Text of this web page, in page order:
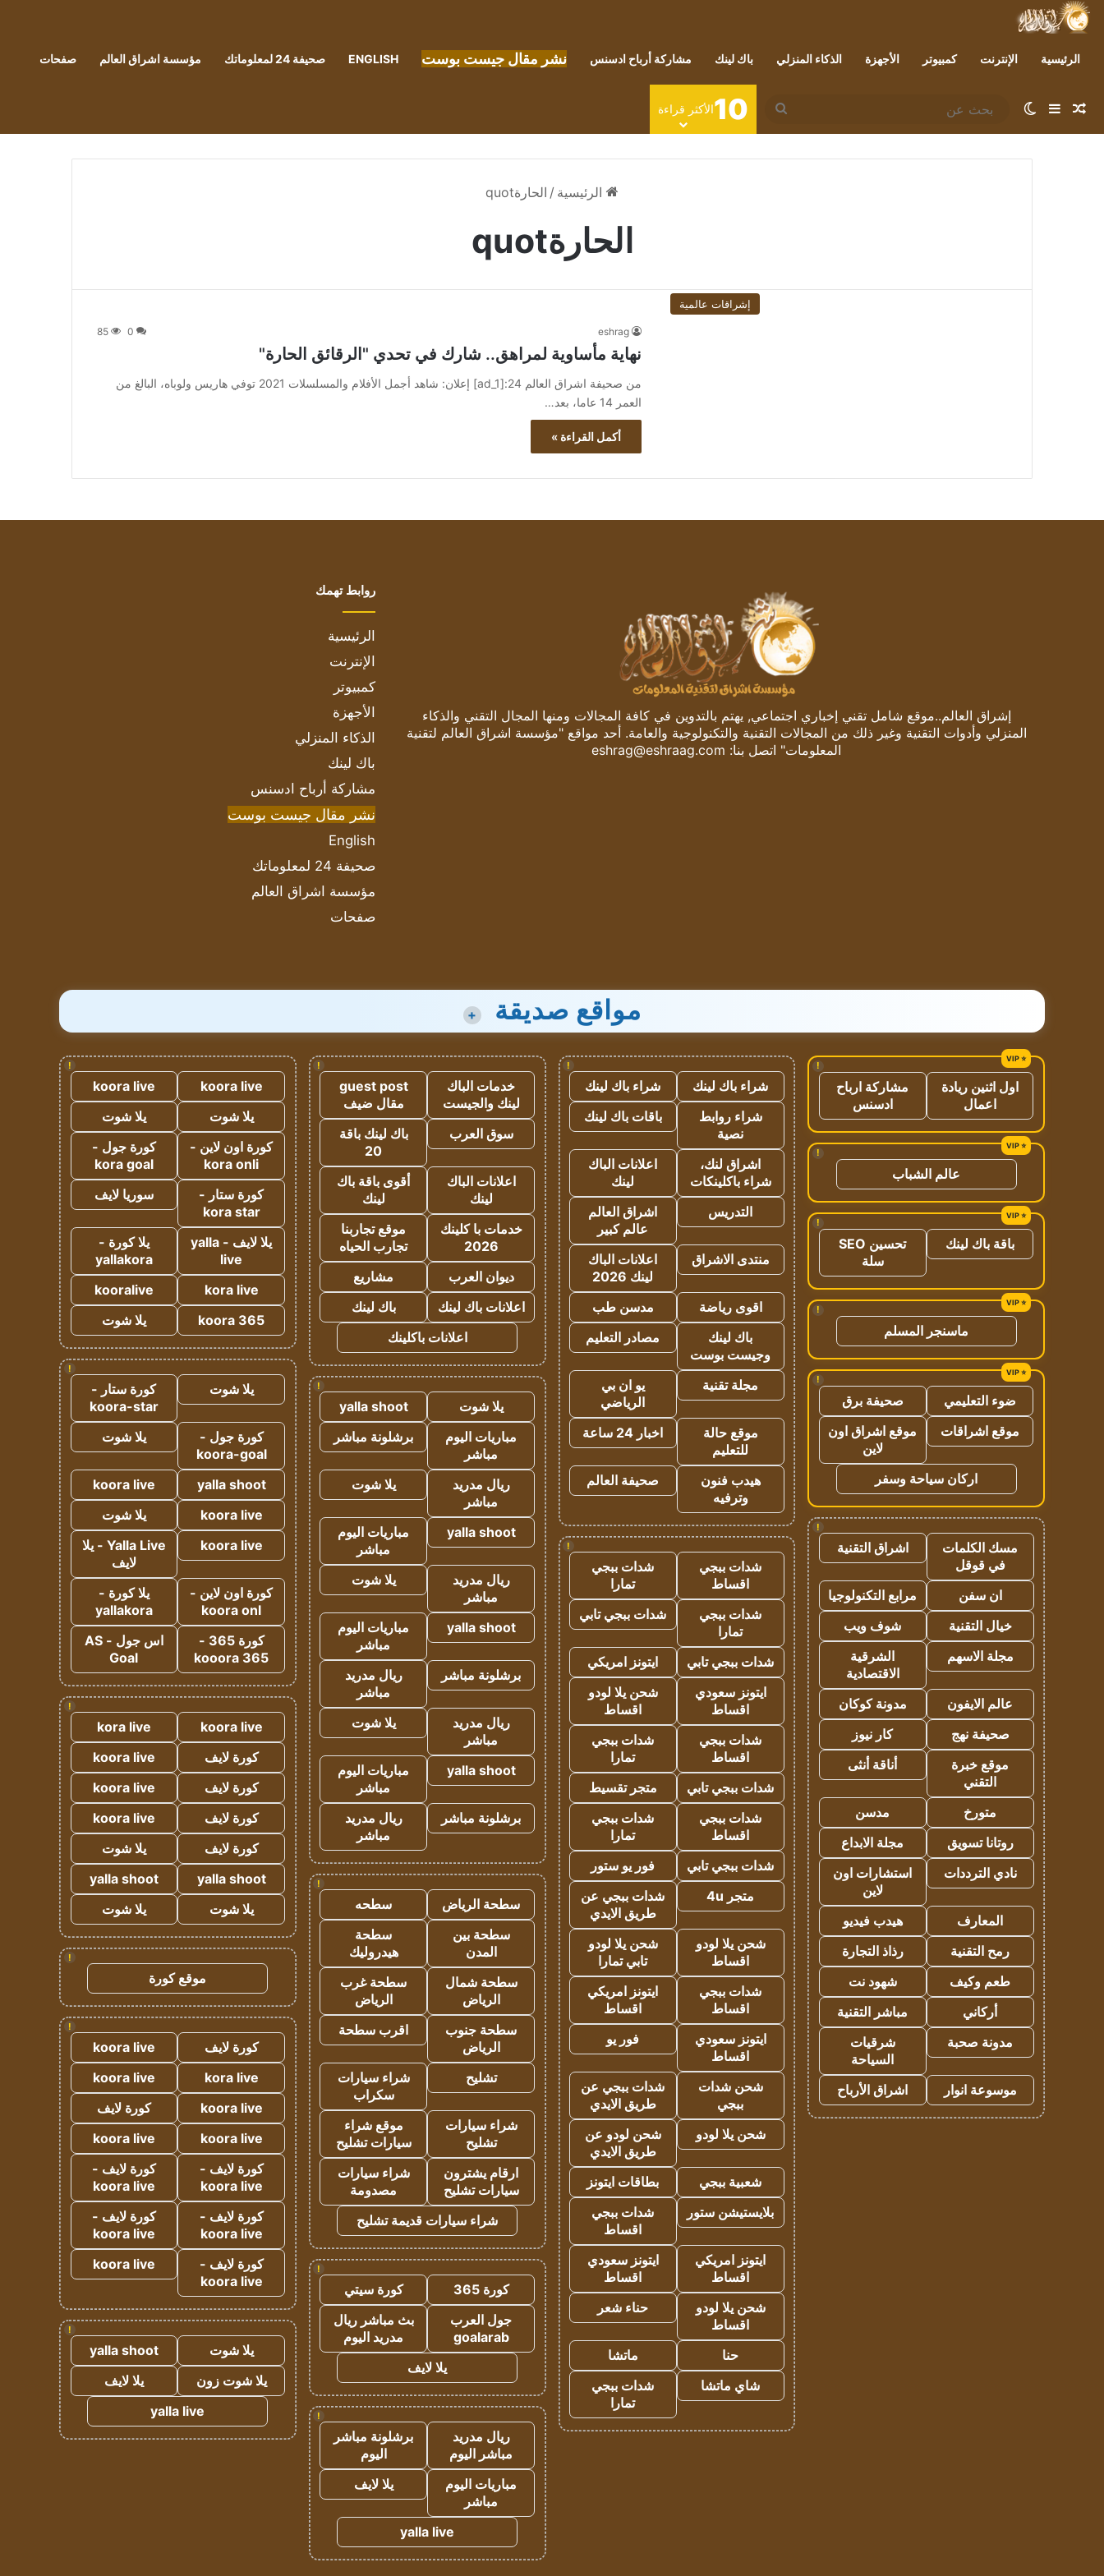
الرئيسية الإنترنت كمبيوتر الأجهزة الذكاء المنزلي باك لينك مشاركة أرباح ادسنس نشر مقال جيست بوست ENGLISH صحيفة 24 لمعلوماتك مؤسسة اشراق العالم صفحات
مقال عشوائي
إضافة عمود جانبي
الوضع المظلم
بحث
عن
10الأكثر قراءة
الرئيسية / الحارةquot
الحارةquot
إشراقات عالمية
eshrag
0
85
نهاية مأساوية لمراهق.. شارك في تحدي "الرقائق الحارة"
من صحيفة اشراق العالم 24:[ad_1] إعلان: شاهد أجمل الأفلام والمسلسلات 2021 توفي هاريس ولوباه، البالغ من
العمر 14 عاما، بعد…
أكمل القراءة »
إشراق العالم..موقع شامل تقني إخباري اجتماعي, يهتم بالتدوين في كافة المجالات ومنها المجال التقني والذكاء
المنزلي وأدوات التقنية وغير ذلك من المجالات التقنية والتكنولوجية والعامة. أحد مواقع "مؤسسة اشراق العالم لتقنية
المعلومات" اتصل بنا: eshrag@eshraag.com
روابط تهمك
الرئيسية
الإنترنت
كمبيوتر
الأجهزة
الذكاء المنزلي
باك لينك
مشاركة أرباح ادسنس
نشر مقال جيست بوست
English
صحيفة 24 لمعلوماتك
مؤسسة اشراق العالم
صفحات
مواقع صديقة +
!
اول اثنين ريادة
اعمال
مشاركة ارباح
ادسنس
!
عالم الشباب
!
باقة باك لينك
تحسين SEO
سلة
!
ماسنجر المسلم
!
ضوء التعليمي
صحيفة برق
موقع اشراقات
موقع اشراق اون
لاين
اركان سياحة وسفر
!
مسك الكلمات
في قوقل
اشراق التقنية
ان سفن
مرابع التكنولوجيا
خيال التقنية
شوف ويب
مجلة الاسهم
الشرقية
الاقتصادية
عالم الايفون
مدونة كوكان
صحيفة نهج
كار نيوز
موقع خبرة
التقني
أناقة أنثى
متورخ
مدسن
روتانا تسويق
مجلة الابداع
نادي الترددات
استشارات اون
لاين
المعارف
هيدب فيديو
رمح التقنية
رذاذ التجارة
طعم وكيف
شهود نت
أركاني
مباشر التقنية
مدونة صحبة
شرقيات
السياحة
موسوعة انوار
اشراق الأرباح
!
شراء باك لينك
شراء باك لينك
شراء روابط
نصية
باقات باك لينك
اشراق لنك،
شراء باكلينكات
اعلانات الباك
لينك
التدريس
اشراق العالم
عالم كبير
منتدى الاشراق
اعلانات الباك
لينك 2026
اقوى رياضة
مدسن طب
باك لينك
وجيست بوست
مصادر التعليم
مجلة تقنية
يو ان بي
الرياضي
موقع حالة
للتعليم
اخبار 24 ساعة
هيدب فنون
وترفيه
صحيفة العالم
!
شدات ببجي
اقساط
شدات ببجي
تمارا
شدات ببجي
تمارا
شدات ببجي تابي
شدات ببجي تابي
ايتونز امريكي
ايتونز سعودي
اقساط
شحن يلا لودو
اقساط
شدات ببجي
اقساط
شدات ببجي
تمارا
شدات ببجي تابي
متجر تقسيط
شدات ببجي
اقساط
شدات ببجي
تمارا
شدات ببجي تابي
فور يو ستور
متجر 4u
شدات ببجي عن
طريق الايدي
شحن يلا لودو
اقساط
شحن يلا لودو
تابي تمارا
شدات ببجي
اقساط
ايتونز امريكي
اقساط
ايتونز سعودي
اقساط
فور يو
شحن شدات
ببجي
شدات ببجي عن
طريق الايدي
شحن يلا لودو
شحن لودو عن
طريق الايدي
شعبية ببجي
بطاقات ايتونز
بلايستيشن ستور
شدات ببجي
اقساط
ايتونز امريكي
اقساط
ايتونز سعودي
اقساط
شحن يلا لودو
اقساط
حناء شعر
حنا
ماتشا
شاي ماتشا
شدات ببجي
تمارا
!
خدمات الباك
لينك والجيست
guest post
مقال ضيف
سوق العرب
باك لينك باقة
20
اعلانات الباك
لينك
أقوى باقة باك
لينك
خدمات با كلينك
2026
موقع تجاربنا
تجارب الحياه
ديوان العرب
مشاريع
اعلانات باك لينك
باك لينك
اعلانات باكلينك
!
يلا شوت
yalla shoot
مباريات اليوم
مباشر
برشلونة مباشر
ريال مدريد
مباشر
يلا شوت
yalla shoot
مباريات اليوم
مباشر
ريال مدريد
مباشر
يلا شوت
yalla shoot
مباريات اليوم
مباشر
برشلونة مباشر
ريال مدريد
مباشر
ريال مدريد
مباشر
يلا شوت
yalla shoot
مباريات اليوم
مباشر
برشلونة مباشر
ريال مدريد
مباشر
!
سطحة الرياض
سطحه
سطحة بين
المدن
سطحة
هيدروليك
سطحة شمال
الرياض
سطحة غرب
الرياض
سطحة جنوب
الرياض
اقرب سطحة
تشليح
شراء سيارات
سكراب
شراء سيارات
تشليح
موقع شراء
سيارات تشليح
ارقام يشترون
سيارات تشليح
شراء سيارات
مصدومة
شراء سيارات قديمة تشليح
!
كورة 365
كورة سيتي
جول العرب
goalarab
بث مباشر ريال
مدريد اليوم
يلا لايف
!
ريال مدريد
مباشر اليوم
برشلونة مباشر
اليوم
مباريات اليوم
مباشر
يلا لايف
yalla live
!
koora live
koora live
يلا شوت
يلا شوت
كورة اون لاين -
kora onli
كورة جول -
kora goal
كورة ستار -
kora star
سوريا لايف
يلا لايف - yalla
live
يلا كورة -
yallakora
kora live
kooralive
koora 365
يلا شوت
!
يلا شوت
كورة ستار -
koora-star
كورة جول -
koora-goal
يلا شوت
yalla shoot
koora live
koora live
يلا شوت
koora live
Yalla Live - يلا
لايف
كورة اون لاين -
koora onl
يلا كورة -
yallakora
كورة 365 -
kooora 365
اس جول - AS
Goal
!
koora live
kora live
كورة لايف
koora live
كورة لايف
koora live
كورة لايف
koora live
كورة لايف
يلا شوت
yalla shoot
yalla shoot
يلا شوت
يلا شوت
!
موقع كورة
!
كورة لايف
koora live
kora live
koora live
koora live
كورة لايف
koora live
koora live
كورة لايف -
koora live
كورة لايف -
koora live
كورة لايف -
koora live
كورة لايف -
koora live
كورة لايف -
koora live
koora live
!
يلا شوت
yalla shoot
يلا شوت زون
يلا لايف
yalla live